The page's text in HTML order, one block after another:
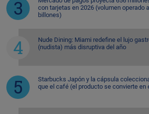
con tarjetas en 2026 (volumen operado
billones)
Nude Dining: Miami redefine el lujo
(nudista) más disruptiva del año
Starbucks Japón y la cápsula
que el café (el producto se convierte en